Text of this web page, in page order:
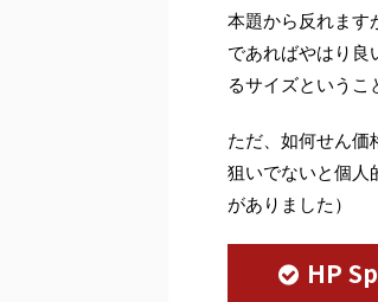
本題から反れます
であればやはり良
るサイズというこ
ただ、如何せん価
狙いでないと個人
がありました）
HP